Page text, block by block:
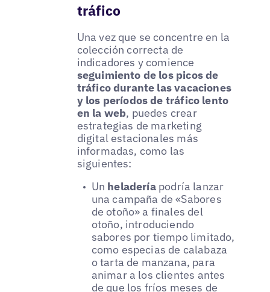
tráfico
Una vez que se concentre en la
colección correcta de
indicadores y comience
seguimiento de los picos de
tráfico durante las vacaciones
y los períodos de tráfico lento
en la web, puedes crear
estrategias de marketing
digital estacionales más
informadas, como las
siguientes:
Un heladeríapodría lanzar
una campaña de «Sabores
de otoño» a finales del
otoño, introduciendo
sabores por tiempo limitado,
como especias de calabaza
o tarta de manzana, para
animar a los clientes antes
de que los fríos meses de